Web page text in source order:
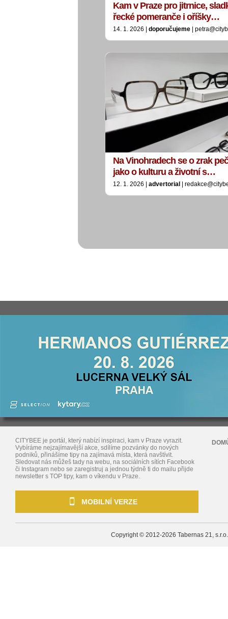
Kam v Praze pro jitrnice,
řecké pomeranče i oříšky…
14. 1. 2026 | doporučujeme |
Na Vinohradech se o zrak
jako o kulturu a životní s…
12. 1. 2026 | advertorial |
CITYBEE je portál, který nabízí inspiraci, kam v Praze vyrazit.
Vybíráme nejzajímavější akce, sdílíme pozvánky do nových
podniků, přinášíme tipy na zajímavá místa, která navštívit.
Sledovat nás můžeš tady na webu, na sociálních sítích Facebook
či Instagram nebo se zaregistruj a jednou týdně ti do mailu přijde
newsletter s TOP tipy, kam o víkendu v Praze.
MOBILNÍ VERZE
Copyright © 2012-2026 Tabernas 21, s.r.o.